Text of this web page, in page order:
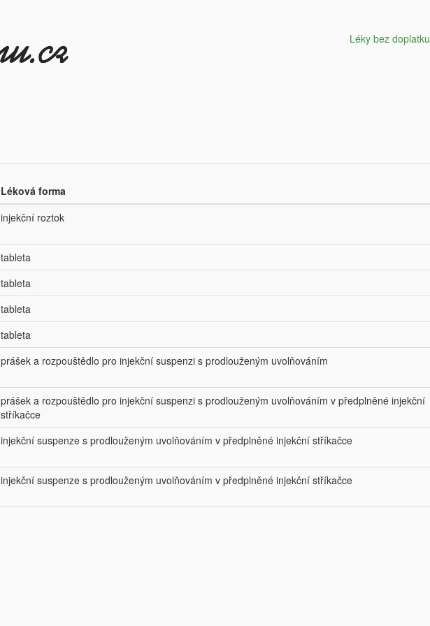
Léky bez doplatku
Léková forma
injekční roztok
tableta
tableta
tableta
tableta
prášek a rozpouštědlo pro injekční suspenzi s prodlouženým uvolňováním
prášek a rozpouštědlo pro injekční suspenzi s prodlouženým uvolňováním v předplněné injekční
stříkačce
injekční suspenze s prodlouženým uvolňováním v předplněné injekční stříkačce
injekční suspenze s prodlouženým uvolňováním v předplněné injekční stříkačce